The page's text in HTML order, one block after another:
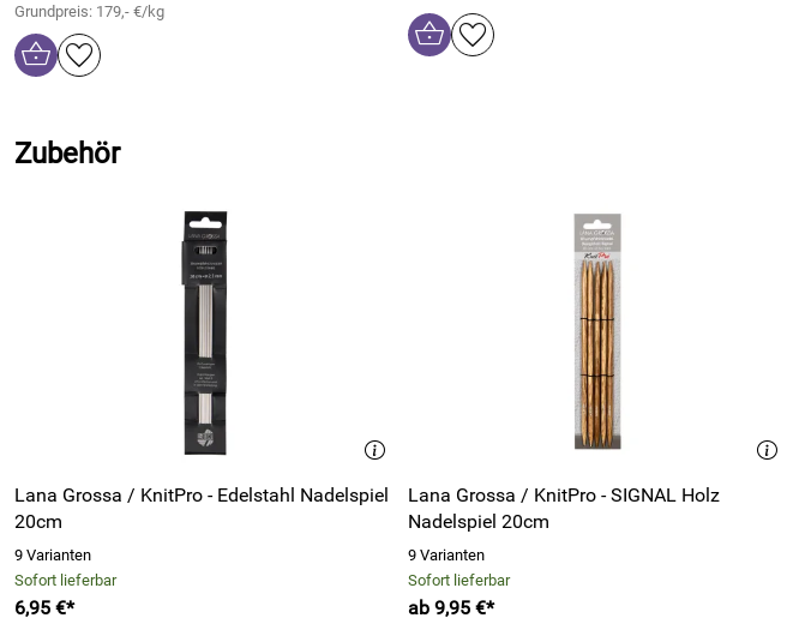
Grundpreis: 179,- €/kg
Zubehör
Lana Grossa / KnitPro - Edelstahl Nadelspiel
20cm
9 Varianten
Sofort lieferbar
6,95 €*
Lana Grossa / KnitPro - SIGNAL Holz
Nadelspiel 20cm
9 Varianten
Sofort lieferbar
ab 9,95 €*